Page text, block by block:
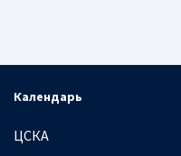
Календарь
ЦСКА